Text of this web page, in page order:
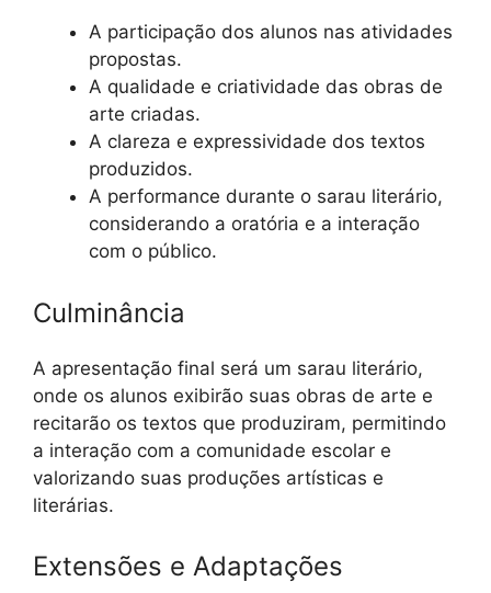
A participação dos alunos nas atividades
propostas.
A qualidade e criatividade das obras de
arte criadas.
A clareza e expressividade dos textos
produzidos.
A performance durante o sarau literário,
considerando a oratória e a interação
com o público.
Culminância
A apresentação final será um sarau literário,
onde os alunos exibirão suas obras de arte e
recitarão os textos que produziram, permitindo
a interação com a comunidade escolar e
valorizando suas produções artísticas e
literárias.
Extensões e Adaptações